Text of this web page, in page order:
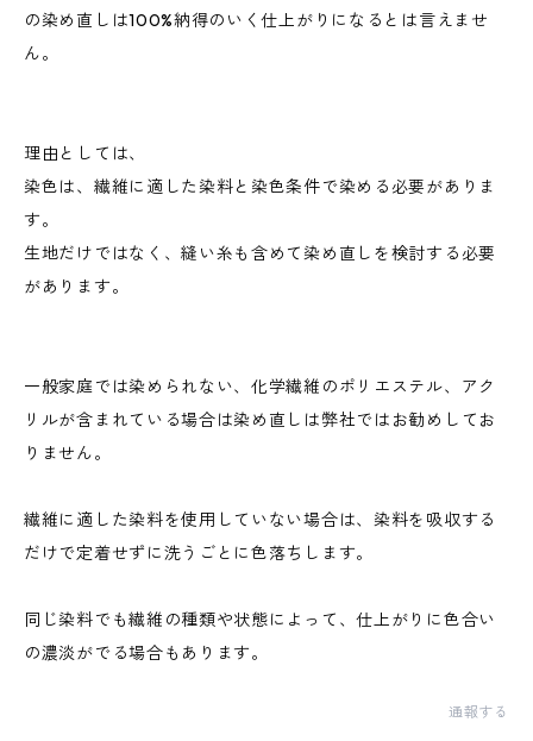
の染め直しは100%納得のいく仕上がりになるとは言えませ
ん。
理由としては、
染色は、繊維に適した染料と染色条件で染める必要がありま
す。
生地だけではなく、縫い糸も含めて染め直しを検討する必要
があります。
一般家庭では染められない、化学繊維のポリエステル、アク
リルが含まれている場合は染め直しは弊社ではお勧めしてお
りません。
繊維に適した染料を使用していない場合は、染料を吸収する
だけで定着せずに洗うごとに色落ちします。
同じ染料でも繊維の種類や状態によって、仕上がりに色合い
の濃淡がでる場合もあります。
通報する